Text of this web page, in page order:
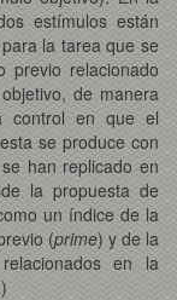
estímulos están
la tarea que se
previo relacionado
de manera
control en que el
se produce con
han replicado en
la propuesta de
un índice de la
(prime) y de la
en la